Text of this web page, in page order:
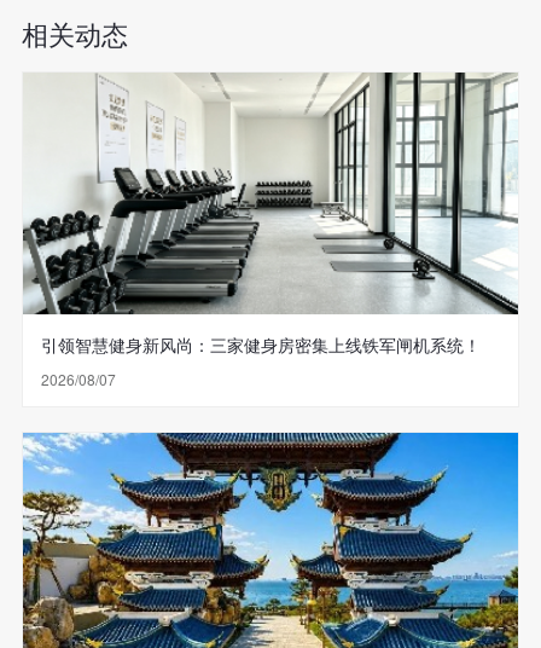
相关动态
引领智慧健身新风尚：三家健身房密集上线铁军闸机系统！
2026/08/07